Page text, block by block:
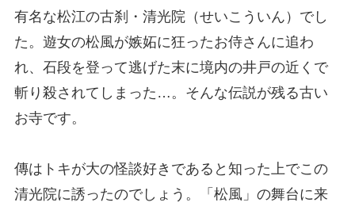
有名な松江の古刹・清光院（せいこういん）でし
た。遊女の松風が嫉妬に狂ったお侍さんに追わ
れ、石段を登って逃げた末に境内の井戸の近くで
斬り殺されてしまった…。そんな伝説が残る古い
お寺です。
傳はトキが大の怪談好きであると知った上でこの
清光院に誘ったのでしょう。「松風」の舞台に来